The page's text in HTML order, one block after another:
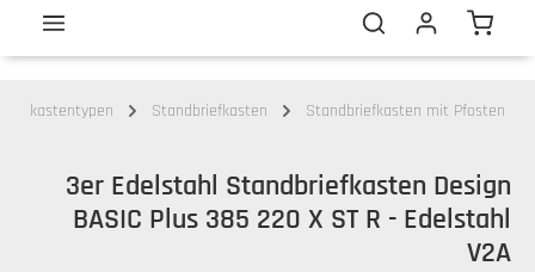
Briefkastentypen Standbriefkasten Standbriefkasten mit Pfosten
3er Edelstahl Standbriefkasten Design
BASIC Plus 385 220 X ST R - Edelstahl
V2A